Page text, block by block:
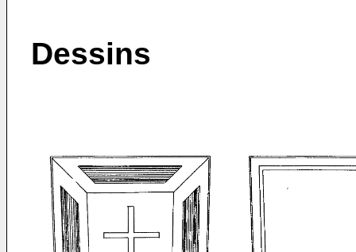
Dessins